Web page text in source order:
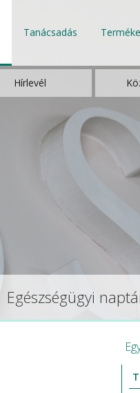
Tanácsadás
Hírlevél
Egészségügyi